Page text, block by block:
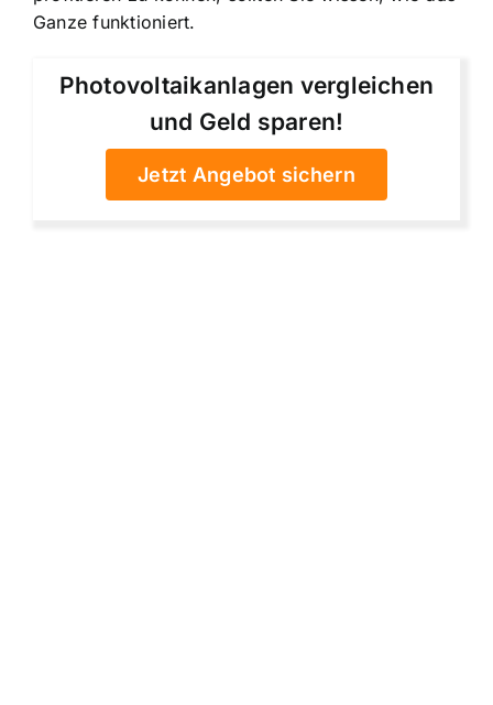
Ganze funktioniert.
Photovoltaikanlagen vergleichen
und Geld sparen!
Jetzt Angebot sichern